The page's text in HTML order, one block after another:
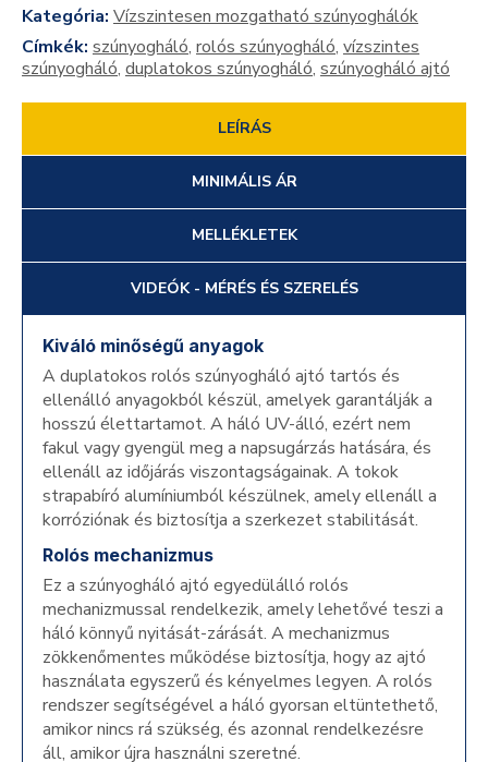
Kategória: Vízszintesen mozgatható szúnyoghálók
Címkék: szúnyogháló, rolós szúnyogháló, vízszintes
szúnyogháló, duplatokos szúnyogháló, szúnyogháló ajtó
LEÍRÁS
MINIMÁLIS ÁR
MELLÉKLETEK
VIDEÓK - MÉRÉS ÉS SZERELÉS
Kiváló minőségű anyagok
A duplatokos rolós szúnyogháló ajtó tartós és
ellenálló anyagokból készül, amelyek garantálják a
hosszú élettartamot. A háló UV-álló, ezért nem
fakul vagy gyengül meg a napsugárzás hatására, és
ellenáll az időjárás viszontagságainak. A tokok
strapabíró alumíniumból készülnek, amely ellenáll a
korróziónak és biztosítja a szerkezet stabilitását.
Rolós mechanizmus
Ez a szúnyogháló ajtó egyedülálló rolós
mechanizmussal rendelkezik, amely lehetővé teszi a
háló könnyű nyitását-zárását. A mechanizmus
zökkenőmentes működése biztosítja, hogy az ajtó
használata egyszerű és kényelmes legyen. A rolós
rendszer segítségével a háló gyorsan eltüntethető,
amikor nincs rá szükség, és azonnal rendelkezésre
áll, amikor újra használni szeretné.